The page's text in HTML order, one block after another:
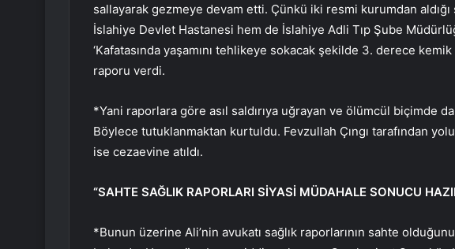
sallayarak gezmeye devam etti. Çünkü iki resmi kurumdan
İslahiye Devlet Hastanesi hem de İslahiye Adli Tıp Şube
‘Kafatasında yaşamını tehlikeye sokacak şekilde 3. derece kemik
raporu verdi.
*Yani raporlara göre asıl saldırıya uğrayan ve ölümcül biçimde
Böylece tutuklanmaktan kurtuldu. Fevzullah Çıngı tarafından
ise cezaevine atıldı.
“SAHTE SAĞLIK RAPORLARI SİYASİ MÜDAHALE SONUCU
*Bunun üzerine Ali’nin avukatı sağlık raporlarının sahte